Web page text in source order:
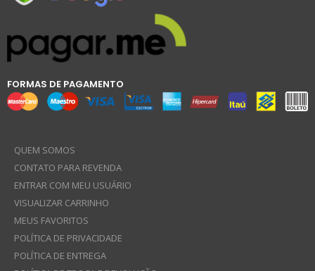
FORMAS DE PAGAMENTO
QUEM SOMOS
CONTATO PARA REVENDA
ENTRAR COM MEU USUÁRIO
VISUALIZAR CARRINHO
MEUS FAVORITOS
POLÍTICA DE PRIVACIDADE
POLÍTICA DE ENTREGA